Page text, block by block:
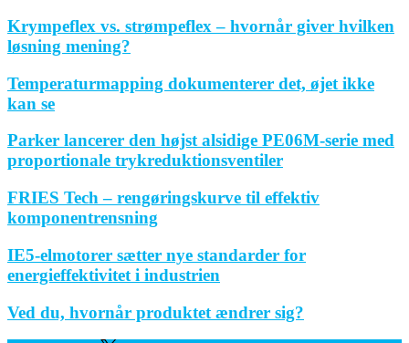
Krympeflex vs. strømpeflex – hvornår giver hvilken
løsning mening?
Temperaturmapping dokumenterer det, øjet ikke
kan se
Parker lancerer den højst alsidige PE06M-serie med
proportionale trykreduktionsventiler
FRIES Tech – rengøringskurve til effektiv
komponentrensning
IE5-elmotorer sætter nye standarder for
energieffektivitet i industrien
Ved du, hvornår produktet ændrer sig?